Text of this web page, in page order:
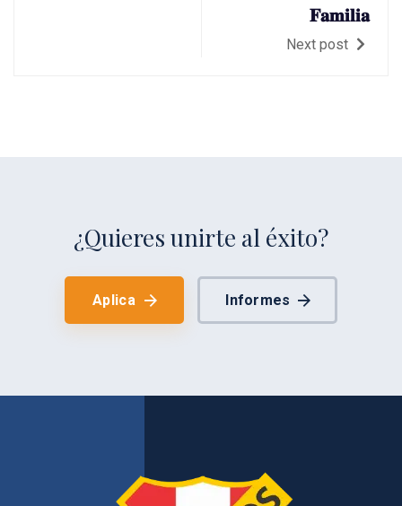
𝐅𝐚𝐦𝐢𝐥𝐢𝐚
Next post
¿Quieres unirte al éxito?
Aplica Informes